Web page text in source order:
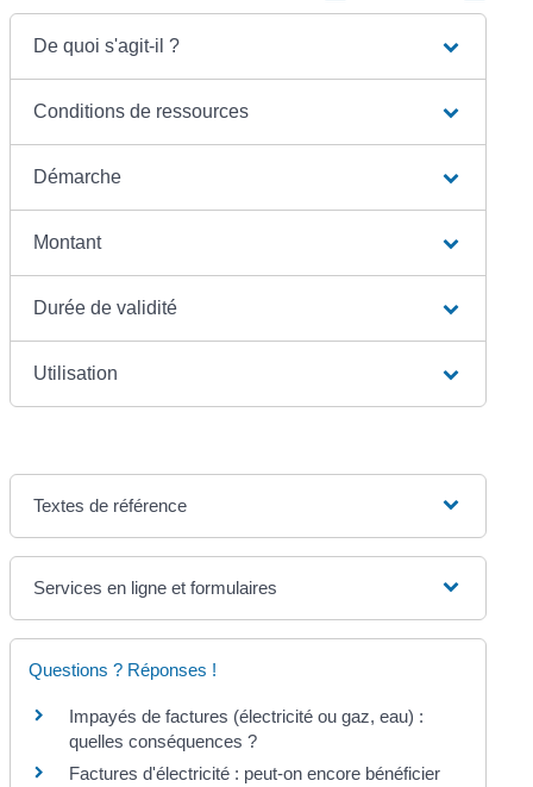
De quoi s'agit-il ?
Conditions de ressources
Démarche
Montant
Durée de validité
Utilisation
Textes de référence
Services en ligne et formulaires
Questions ? Réponses !
Impayés de factures (électricité ou gaz, eau) :
quelles conséquences ?
Factures d'électricité : peut-on encore bénéficier